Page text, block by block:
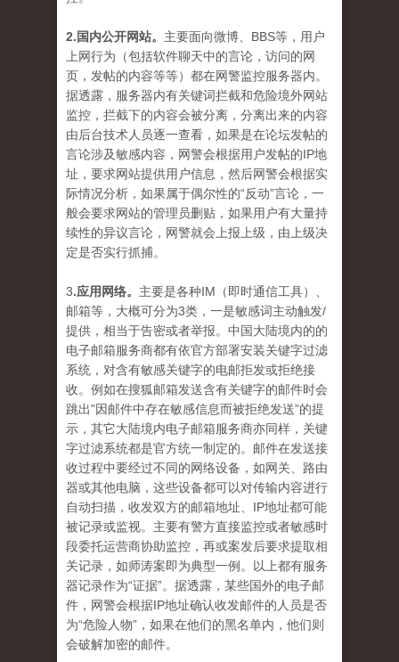
2.国内公开网站。 主要面向微博、BBS等，用户
上网行为（包括软件聊天中的言论，访问的网
页，发帖的内容等等）都在网警监控服务器内。
据透露，服务器内有关键词拦截和危险境外网站
监控，拦截下的内容会被分离，分离出来的内容
由后台技术人员逐一查看，如果是在论坛发帖的
言论涉及敏感内容，网警会根据用户发帖的IP地
址，要求网站提供用户信息，然后网警会根据实
际情况分析，如果属于偶尔性的“反动”言论，一
般会要求网站的管理员删贴，如果用户有大量持
续性的异议言论，网警就会上报上级，由上级决
定是否实行抓捕。
3.应用网络。 主要是各种IM（即时通信工具）、
邮箱等，大概可分为3类，一是敏感词主动触发/
提供，相当于告密或者举报。中国大陆境内的的
电子邮箱服务商都有依官方部署安装关键字过滤
系统，对含有敏感关键字的电邮拒发或拒绝接
收。例如在搜狐邮箱发送含有关键字的邮件时会
跳出"因邮件中存在敏感信息而被拒绝发送”的提
示，其它大陆境内电子邮箱服务商亦同样，关键
字过滤系统都是官方统一制定的。邮件在发送接
收过程中要经过不同的网络设备，如网关、路由
器或其他电脑，这些设备都可以对传输内容进行
自动扫描，收发双方的邮箱地址、IP地址都可能
被记录或监视。主要有警方直接监控或者敏感时
段委托运营商协助监控，再或案发后要求提取相
关记录，如师涛案即为典型一例。以上都有服务
器记录作为“证据”。据透露，某些国外的电子邮
件，网警会根据IP地址确认收发邮件的人员是否
为“危险人物”，如果在他们的黑名单内，他们则
会破解加密的邮件。